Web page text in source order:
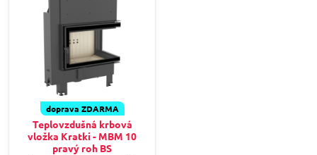
doprava ZDARMA
Teplovzdušná krbová
vložka Kratki - MBM 10
pravý roh BS